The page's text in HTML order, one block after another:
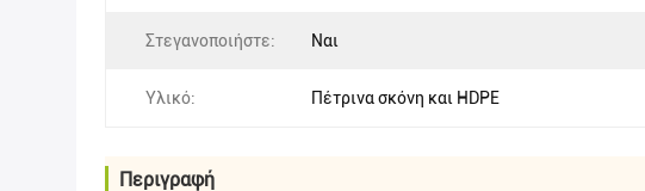
Στεγανοποιήστε: Ναι
Υλικό: Πέτρινα σκόνη και HDPE
Περιγραφή